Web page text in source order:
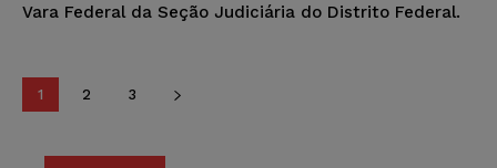
Vara Federal da Seção Judiciária do Distrito Federal.
1 2 3